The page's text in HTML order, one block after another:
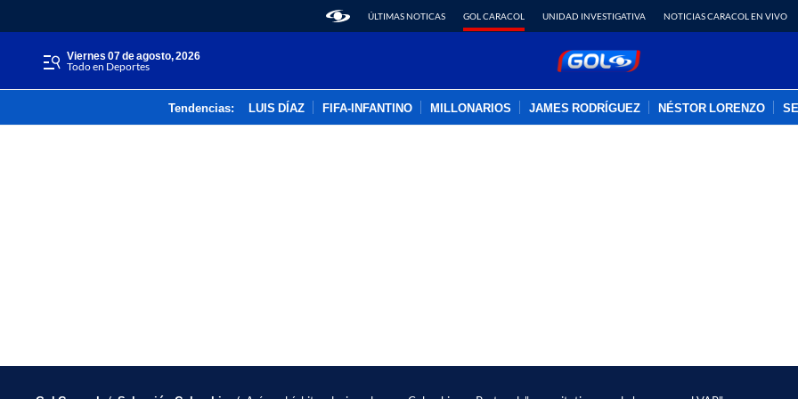
ÚLTIMAS NOTICAS GOL CARACOL UNIDAD INVESTIGATIVA NOTICIAS CARACOL EN VIVO
viernes 07 de agosto, 2026
Todo en Deportes
Tendencias: LUIS DÍAZ FIFA-INFANTINO MILLONARIOS JAMES RODRÍGUEZ NÉSTOR LORENZO